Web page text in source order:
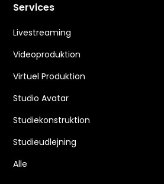
Services
Livestreaming
Videoproduktion
Virtuel Produktion
Studio Avatar
Studiekonstruktion
Studieudlejning
Alle